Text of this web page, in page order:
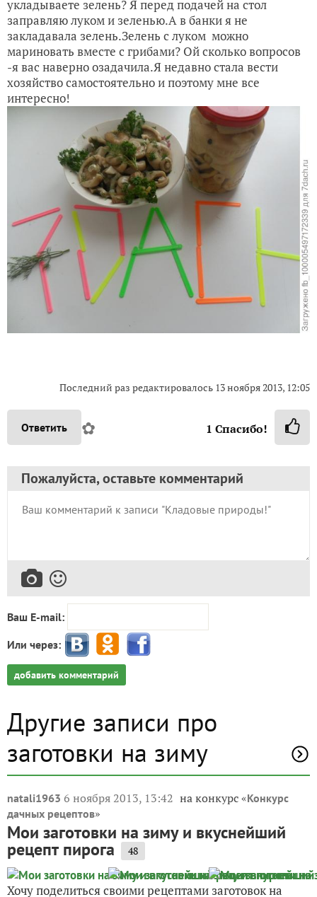
укладываете зелень? Я перед подачей на стол
заправляю луком и зеленью.А в банки я не
закладавала зелень.Зелень с луком можно
мариновать вместе с грибами? Ой сколько вопросов
-я вас наверно озадачила.Я недавно стала вести
хозяйство самостоятельно и поэтому мне все
интересно!
Последний раз редактировалось 13 ноября 2013, 12:05
Ответить ✿ 1 Спасибо!
Пожалуйста, оставьте комментарий
Ваш E-mail:
Или через:
добавить комментарий
Другие записи про
заготовки на зиму
natali1963 6 ноября 2013, 13:42 на конкурс «Конкурс
дачных рецептов»
Мои заготовки на зиму и вкуснейший
рецепт пирога 48
Хочу поделиться своими рецептами заготовок на